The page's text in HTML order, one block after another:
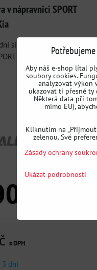
v nápravnici SPORT
silentblok stabilizátoru v
-...
s DPH
3 dni
Aby náš e-shop lítal
soubory cookies.
analyzovat výkon
ukazovat ti přesně ty
Některá data při
mimo EU),
Kliknutím na
zelenou. Své
Zásady ochrany
Ukázat podrobnosti